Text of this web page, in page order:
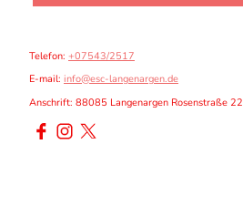
Telefon: +07543/2517
E-mail: info@esc-langenargen.de
Anschrift: 88085 Langenargen Rosenstraße 22